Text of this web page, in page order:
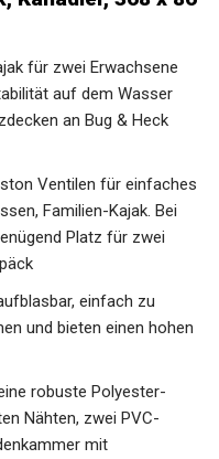
für zwei Erwachsene
auf dem Wasser
an Bug & Heck
Ventilen für einfaches
Familien-Kajak. Bei
Platz für zwei
einfach zu
und bieten einen hohen
robuste Polyester-
Nähten, zwei PVC-
mit